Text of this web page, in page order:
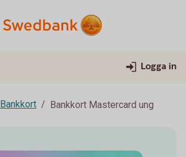
Logga in
Bankkort Bankkort Mastercard ung